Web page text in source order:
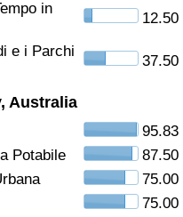
in
12.50
e i Parchi
37.50
Australia
95.83
Potabile
87.50
75.00
75.00
per